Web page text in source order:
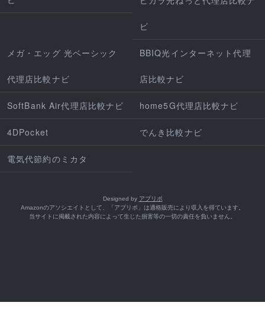
ビ
メガ・エッグ 光ベーシック
代理店比較ナビ
BBIQ光インターネット代理
店比較ナビ
SoftBank Air代理店比較ナビ home5G代理店比較ナビ
4DPocket でんき比較ナビ
電気代節約のミカタ
Designed by アプリポ
Amazonのアソシエイトとして、「アプリポ」は適格販売により収入を得ています。
当サイトに掲載された内容によって生じた損害等の一切の責任を負いません。